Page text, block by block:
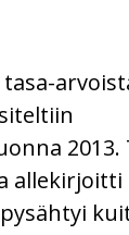
allekirjoitti